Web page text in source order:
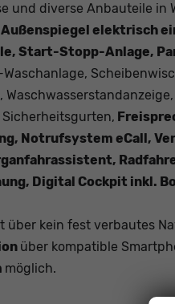
und diverse Anbauteile in
elektrisch
Start-Stopp-Anlage,
Waschanlage,
Notrufsystem eCall,
Digital Cockpit inkl.
über kein fest verbautes
über kompatible
möglich.